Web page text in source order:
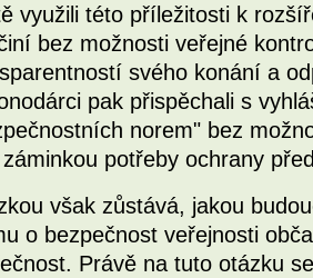
využili této příležitosti k
bez možnosti veřejné
svého konání a
pak přispěchali s
norem" bez
potřeby ochrany
však zůstává, jakou
o bezpečnost veřejnosti
Právě na tuto otázku